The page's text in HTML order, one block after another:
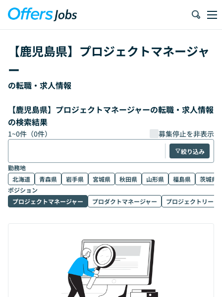
【鹿児島県】 プロジェクトマネージャ
ー
の転職・求人情報
【鹿児島県】プロジェクトマネージャーの転職・求人情報
の検索結果
1~0件（0件） 募集停止を非表示
絞り込み
勤務地
北海道
青森県 岩手県 宮城県 秋田県 山形県 福島県
茨城県
ポジション
プロジェクトマネージャー
プロダクトマネージャー プロジェクトリーダ